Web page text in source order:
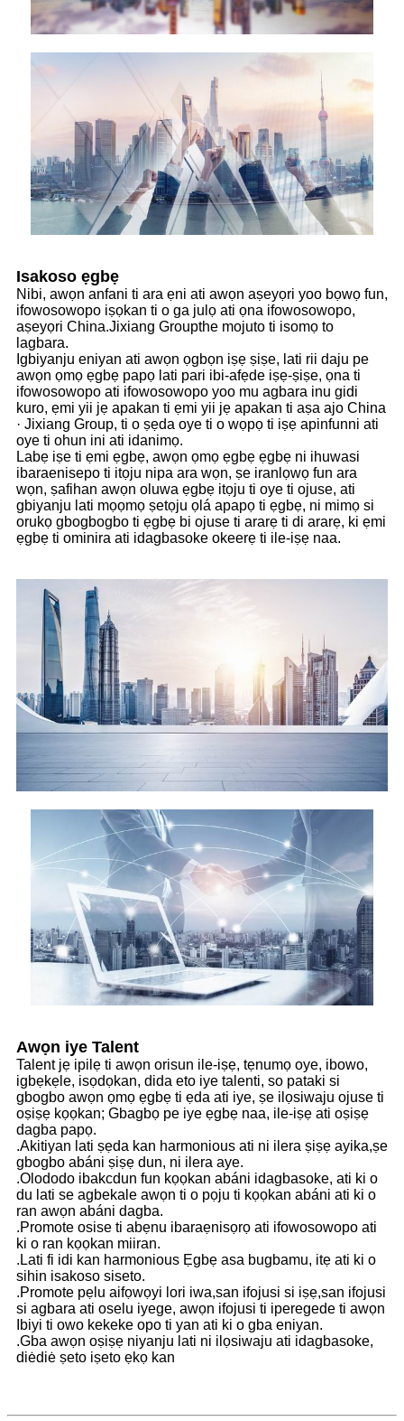
Isakoso ẹgbẹ
Nibi, awọn anfani ti ara ẹni ati awọn aṣeyọri yoo bọwọ fun,
ifowosowopo iṣọkan ti o ga julọ ati ọna ifowosowopo,
aṣeyọri China.Jixiang Groupthe mojuto ti isomọ to
lagbara.
Igbiyanju eniyan ati awọn ọgbọn iṣẹ ṣiṣe, lati rii daju pe
awọn ọmọ ẹgbẹ papọ lati pari ibi-afẹde iṣẹ-ṣiṣe, ọna ti
ifowosowopo ati ifowosowopo yoo mu agbara inu gidi
kuro, ẹmi yii jẹ apakan ti ẹmi yii jẹ apakan ti aṣa ajo China
· Jixiang Group, ti o ṣẹda oye ti o wọpọ ti iṣẹ apinfunni ati
oye ti ohun ini ati idanimọ.
Labẹ iṣe ti ẹmi ẹgbẹ, awọn ọmọ ẹgbẹ ẹgbẹ ni ihuwasi
ibaraenisepo ti itọju nipa ara wọn, ṣe iranlọwọ fun ara
wọn, ṣafihan awọn oluwa ẹgbẹ itọju ti oye ti ojuse, ati
gbiyanju lati mọọmọ ṣetọju ọlá apapọ ti ẹgbẹ, ni mimọ si
orukọ gbogbogbo ti ẹgbẹ bi ojuse ti ararẹ ti di ararẹ, ki ẹmi
ẹgbẹ ti ominira ati idagbasoke okeerẹ ti ile-iṣẹ naa.
Awọn iye Talent
Talent jẹ ipilẹ ti awọn orisun ile-iṣẹ, tẹnumọ oye, ibowo,
igbẹkẹle, isọdọkan, dida eto iye talenti, so pataki si
gbogbo awọn ọmọ ẹgbẹ ti ẹda ati iye, ṣe ilọsiwaju ojuse ti
oṣiṣẹ kọọkan; Gbagbọ pe iye ẹgbẹ naa, ile-iṣẹ ati oṣiṣẹ
dagba papọ.
.Akitiyan lati ṣẹda kan harmonious ati ni ilera ṣiṣẹ ayika,ṣe
gbogbo abáni ṣiṣẹ dun, ni ilera aye.
.Olododo ibakcdun fun kọọkan abáni idagbasoke, ati ki o
du lati se agbekale awọn ti o pọju ti kọọkan abáni ati ki o
ran awọn abáni dagba.
.Promote osise ti abẹnu ibaraẹnisọrọ ati ifowosowopo ati
ki o ran kọọkan miiran.
.Lati fi idi kan harmonious Ẹgbẹ asa bugbamu, itẹ ati ki o
sihin isakoso siseto.
.Promote pẹlu aifọwọyi lori iwa,san ifojusi si iṣẹ,san ifojusi
si agbara ati oselu iyege, awọn ifojusi ti iperegede ti awọn
Ibiyi ti owo kekeke opo ti yan ati ki o gba eniyan.
.Gba awọn oṣiṣẹ niyanju lati ni ilọsiwaju ati idagbasoke,
diėdiė ṣeto iṣeto ẹkọ kan